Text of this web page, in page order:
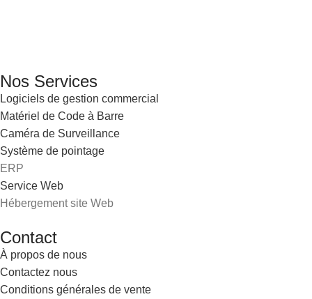
Nos Services
Logiciels de gestion commercial
Matériel de Code à Barre
Caméra de Surveillance
Système de pointage
ERP
Service Web
Hébergement site Web
Contact
À propos de nous
Contactez nous
Conditions générales de vente